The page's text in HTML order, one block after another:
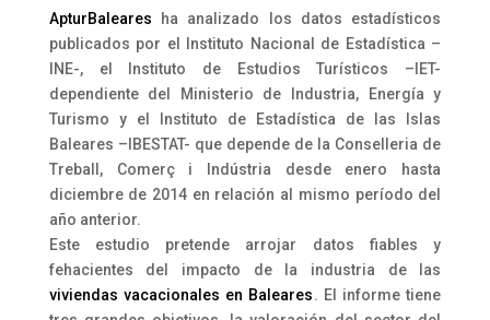
ApturBaleares ha analizado los datos estadísticos
publicados por el Instituto Nacional de Estadística –
INE-, el Instituto de Estudios Turísticos –IET-
dependiente del Ministerio de Industria, Energía y
Turismo y el Instituto de Estadística de las Islas
Baleares –IBESTAT- que depende de la Conselleria de
Treball, Comerç i Indústria desde enero hasta
diciembre de 2014 en relación al mismo período del
año anterior.
Este estudio pretende arrojar datos fiables y
fehacientes del impacto de la industria de las
viviendas vacacionales en Baleares. El informe tiene